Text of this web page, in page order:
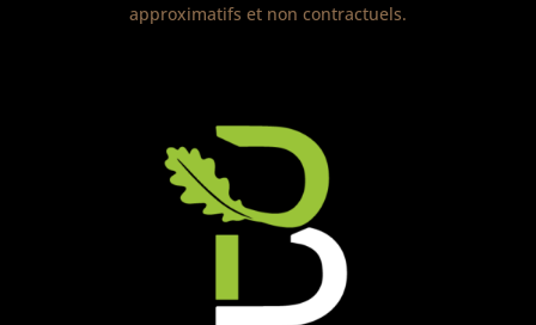
approximatifs et non contractuels.